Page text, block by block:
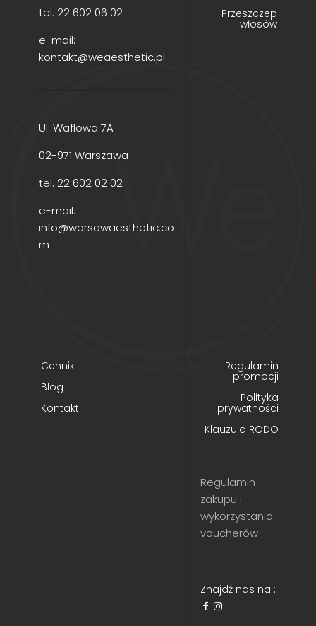
tel. 22 602 06 02
e-mail:
kontakt@weaesthetic.pl
Ul. Waflowa 7A
02-971 Warszawa
tel. 22 602 02 02
e-mail:
info@warsawaesthetic.co
m
Przeszczep
włosów
Cennik
Blog
Kontakt
Regulamin
promocji
Polityka
prywatności
Klauzula RODO
Regulamin
zakupu i
wykorzystania
voucherów
Znajdź nas na :